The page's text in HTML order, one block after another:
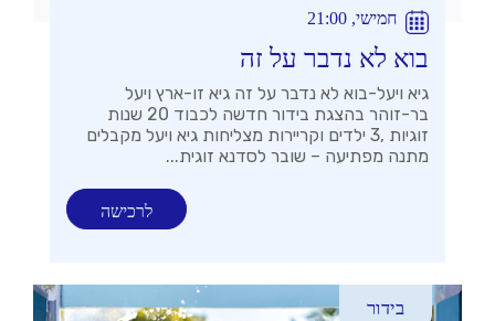
חמישי, 21:00
בוא לא נדבר על זה
גיא ויעל-בוא לא נדבר על זה גיא זו-ארץ ויעל
בר-זוהר בהצגת בידור חדשה לכבוד 20 שנות
זוגיות ,3 ילדים וקריירות מצליחות גיא ויעל מקבלים
מתנה מפתיעה – שובר לסדנא זוגית...
לרכישה
בידור